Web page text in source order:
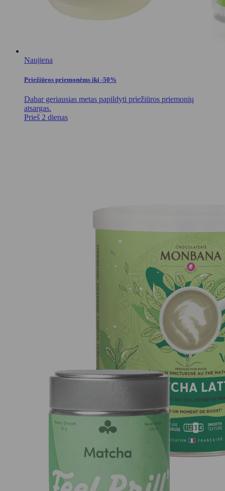
Naujiena
Priežiūros priemonėms iki -50%
Dabar geriausias metas papildyti priežiūros priemonių
atsargas.
Prieš 2 dienas